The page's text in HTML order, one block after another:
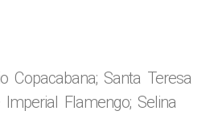
Santa Teresa
Flamengo; Selina